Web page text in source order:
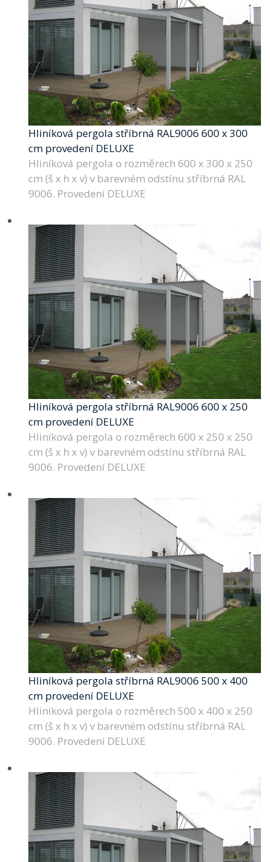
Hliníková pergola stříbrná RAL9006 600 x 300
cm provedení DELUXE
Hliníková pergola o rozměrech 600 x 300 x 250
cm (š x h x v) v barevném odstínu stříbrná RAL
9006. Provedení DELUXE
Hliníková pergola stříbrná RAL9006 600 x 250
cm provedení DELUXE
Hliníková pergola o rozměrech 600 x 250 x 250
cm (š x h x v) v barevném odstínu stříbrná RAL
9006. Provedení DELUXE
Hliníková pergola stříbrná RAL9006 500 x 400
cm provedení DELUXE
Hliníková pergola o rozměrech 500 x 400 x 250
cm (š x h x v) v barevném odstínu stříbrná RAL
9006. Provedení DELUXE